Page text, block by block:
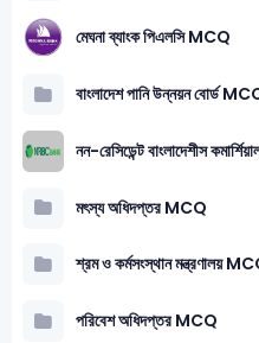
মেঘনা ব্যাংক পিএলসি MCQ
বাংলাদেশ পানি উন্নয়ন বোর্ড
নন-রেসিডেন্ট বাংলাদেশীস
মৎস্য অধিদপ্তর MCQ
শ্রম ও কর্মসংস্থান মন্ত্রণালয়
পরিবেশ অধিদপ্তর MCQ